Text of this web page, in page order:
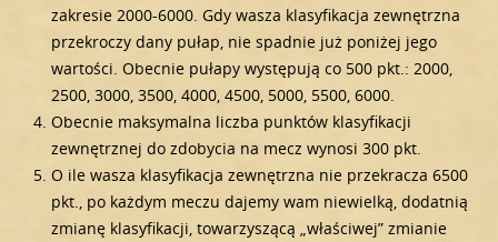
zakresie 2000-6000. Gdy wasza klasyfikacja zewnętrzna
przekroczy dany pułap, nie spadnie już poniżej jego
wartości. Obecnie pułapy występują co 500 pkt.: 2000,
2500, 3000, 3500, 4000, 4500, 5000, 5500, 6000.
Obecnie maksymalna liczba punktów klasyfikacji
zewnętrznej do zdobycia na mecz wynosi 300 pkt.
O ile wasza klasyfikacja zewnętrzna nie przekracza 6500
pkt., po każdym meczu dajemy wam niewielką, dodatnią
zmianę klasyfikacji, towarzyszącą „właściwej” zmianie